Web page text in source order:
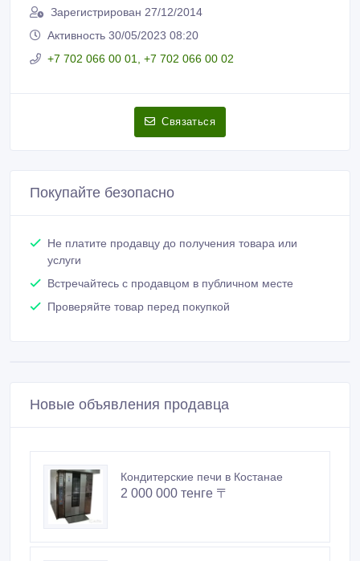
Зарегистрирован 27/12/2014
Активность 30/05/2023 08:20
+7 702 066 00 01, +7 702 066 00 02
Связаться
Покупайте безопасно
Не платите продавцу до получения товара или
услуги
Встречайтесь с продавцом в публичном месте
Проверяйте товар перед покупкой
Новые объявления продавца
Кондитерские печи в Костанае
2 000 000 тенге 〒